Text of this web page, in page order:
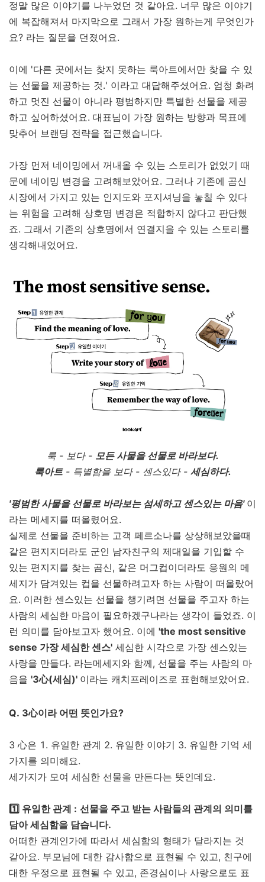
정말 많은 이야기를 나누었던 것 같아요. 너무 많은 이야기
에 복잡해져서 마지막으로 그래서 가장 원하는게 무엇인가
요? 라는 질문을 던졌어요.
이에 '다른 곳에서는 찾지 못하는 룩아트에서만 찾을 수 있
는 선물을 제공하는 것.' 이라고 대답해주셨어요. 엄청 화려
하고 멋진 선물이 아니라 평범하지만 특별한 선물을 제공
하고 싶어하셨어요. 대표님이 가장 원하는 방향과 목표에
맞추어 브랜딩 전략을 접근했습니다.
가장 먼저 네이밍에서 꺼내올 수 있는 스토리가 없었기 때
문에 네이밍 변경을 고려해보았어요. 그러나 기존에 곰신
시장에서 가지고 있는 인지도와 포지셔닝을 놓칠 수 있다
는 위험을 고려해 상호명 변경은 적합하지 않다고 판단했
죠. 그래서 기존의 상호명에서 연결지을 수 있는 스토리를
생각해내었어요.
룩 - 보다 - 모든 사물을 선물로 바라보다.
룩아트- 특별함을 보다 - 센스있다 - 세심하다.
'평범한 사물을 선물로 바라보는 섬세하고 센스있는 마음' 이
라는 메세지를 떠올렸어요.
실제로 선물을 준비하는 고객 페르소나를 상상해보았을때
같은 편지지더라도 군인 남자친구의 제대일을 기입할 수
있는 편지지를 찾는 곰신, 같은 머그컵이더라도 응원의 메
세지가 담겨있는 컵을 선물하려고자 하는 사람이 떠올랐어
요. 이러한 센스있는 선물을 챙기려면 선물을 주고자 하는
사람의 세심한 마음이 필요하겠구나라는 생각이 들었죠. 이
런 의미를 담아보고자 했어요. 이에 'the most sensitive
sense 가장 세심한 센스' 세심한 시각으로 가장 센스있는
사랑을 만들다. 라는메세지와 함께, 선물을 주는 사람의 마
음을 '3心(세심)' 이라는 캐치프레이즈로 표현해보았어요.
Q. 3心이라 어떤 뜻인가요?
3 心은 1. 유일한 관계 2. 유일한 이야기 3. 유일한 기억 세
가지를 의미해요.
세가지가 모여 세심한 선물을 만든다는 뜻인데요.
1️⃣ 유일한 관계 : 선물을 주고 받는 사람들의 관계의 의미를
담아 세심함을 담습니다.
어떠한 관계인가에 따라서 세심함의 형태가 달라지는 것
같아요. 부모님에 대한 감사함으로 표현될 수 있고, 친구에
대한 우정으로 표현될 수 있고, 존경심이나 사랑으로도 표